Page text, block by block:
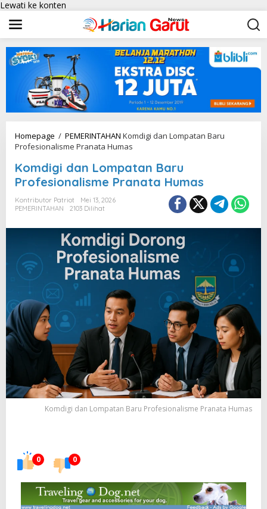
Lewati ke konten
Homepage / PEMERINTAHAN Komdigi dan Lompatan Baru
Profesionalisme Pranata Humas
Komdigi dan Lompatan Baru
Profesionalisme Pranata Humas
Kontributor Patriot
Mei 13, 2026
PEMERINTAHAN
2103 Dilihat
Komdigi dan Lompatan Baru Profesionalisme Pranata Humas
0 0